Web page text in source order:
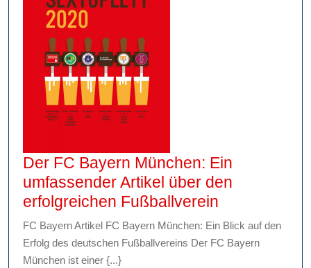
Der FC Bayern München: Ein
umfassender Artikel über den
erfolgreichen Fußballverein
FC
Bayern
FC Bayern Artikel FC Bayern München: Ein Blick auf den
Erfolg des deutschen Fußballvereins Der FC Bayern
München ist einer {...}